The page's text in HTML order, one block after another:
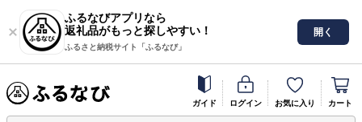
ふるなびアプリなら
返礼品がもっと探しやすい！
ふるさと納税サイト「ふるなび」
開く
ガイド ログイン お気に入り カート